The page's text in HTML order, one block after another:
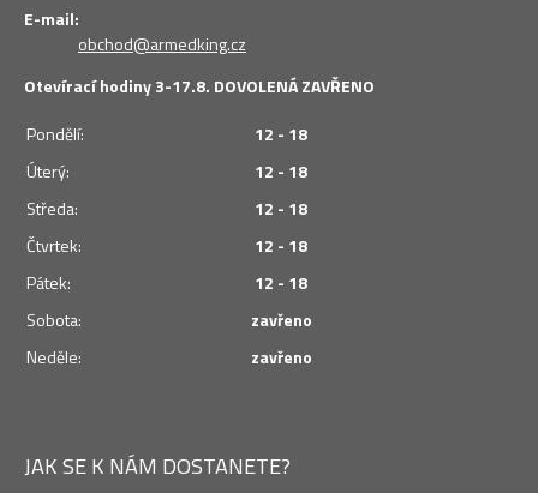
E-mail:
obchod@armedking.cz
Otevírací hodiny 3-17.8. DOVOLENÁ ZAVŘENO
Pondělí:
12 - 18
Úterý:
12 - 18
Středa:
12 - 18
Čtvrtek:
12 - 18
Pátek:
12 - 18
Sobota:
zavřeno
Neděle:
zavřeno
JAK SE K NÁM DOSTANETE?